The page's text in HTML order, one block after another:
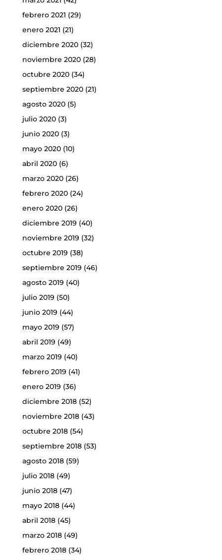
febrero 2021 (29)
enero 2021 (21)
diciembre 2020(32)
noviembre 2020(28)
octubre 2020(34)
septiembre 2020(21)
agosto 2020(5)
julio 2020(3)
junio 2020(3)
mayo 2020(10)
abril 2020(6)
marzo 2020(26)
febrero 2020(24)
enero 2020(26)
diciembre 2019 (40)
noviembre 2019 (32)
octubre 2019 (38)
septiembre 2019 (46)
agosto 2019 (40)
julio 2019 (50)
junio 2019 (44)
mayo 2019 (57)
abril 2019 (49)
marzo 2019 (40)
febrero 2019 (41)
enero 2019 (36)
diciembre 2018(52)
noviembre 2018(43)
octubre 2018(54)
septiembre 2018(53)
agosto 2018(59)
julio 2018(49)
junio 2018(47)
mayo 2018(44)
abril 2018(45)
marzo 2018(49)
febrero 2018(34)